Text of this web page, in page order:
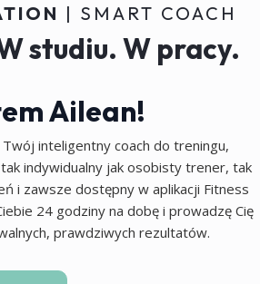
| SMART COACH
studiu. W pracy.
Ailean!
inteligentny coach do treningu,
indywidualny jak osobisty trener, tak
i zawsze dostępny w aplikacji Fitness
24 godziny na dobę i prowadzę Cię
prawdziwych rezultatów.